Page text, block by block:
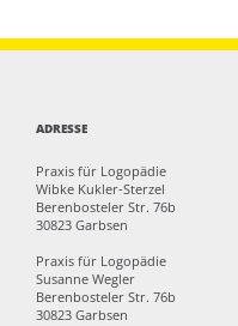
ADRESSE
Praxis für Logopädie
Wibke Kukler-Sterzel
Berenbosteler Str. 76b
30823 Garbsen
Praxis für Logopädie
Susanne Wegler
Berenbosteler Str. 76b
30823 Garbsen